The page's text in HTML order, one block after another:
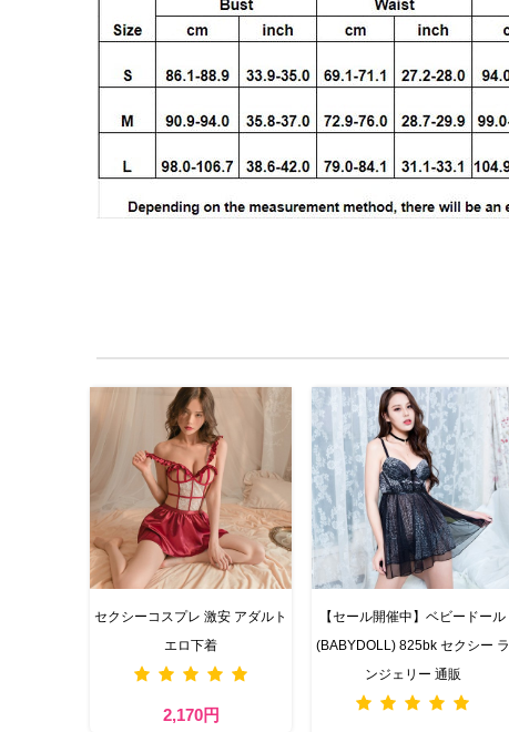
セクシーコスプレ 激安 アダルト
エロ下着
2,170円
【セール開催中】ベビードール
(BABYDOLL) 825bk セクシー ラ
ンジェリー 通販